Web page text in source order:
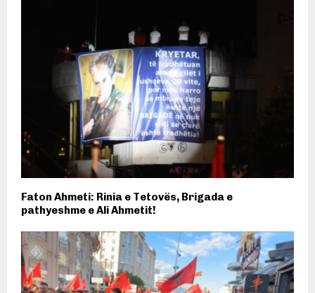
Faton Ahmeti: Rinia e Tetovës, Brigada e
pathyeshme e Ali Ahmetit!